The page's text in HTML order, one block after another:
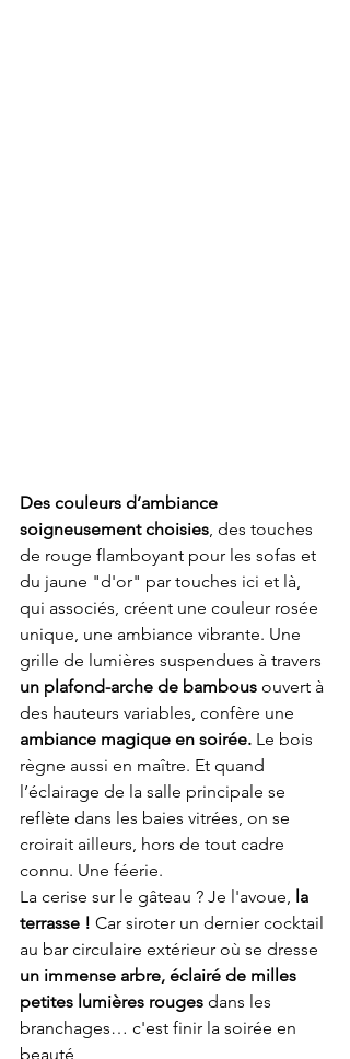
Des couleurs d’ambiance
soigneusement choisies , des touches
de rouge flamboyant pour les sofas et
du jaune "d'or" par touches ici et là,
qui associés, créent une couleur rosée
unique, une ambiance vibrante. Une
grille de lumières suspendues à travers
un plafond-arche de bambous ouvert à
des hauteurs variables, confère une
ambiance magique en soirée. Le bois
règne aussi en maître. Et quand
l’éclairage de la salle principale se
reflète dans les baies vitrées, on se
croirait ailleurs, hors de tout cadre
connu. Une féerie.
La cerise sur le gâteau ? Je l'avoue, la
terrasse ! Car siroter un dernier cocktail
au bar circulaire extérieur où se dresse
un immense arbre, éclairé de milles
petites lumières rouges dans les
branchages… c'est finir la soirée en
beauté